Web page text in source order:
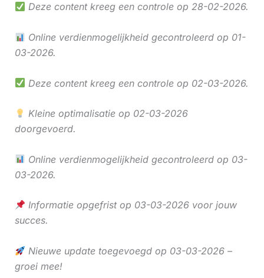
Deze content kreeg een controle op 28-02-2026.
Online verdienmogelijkheid gecontroleerd op 01-
03-2026.
Deze content kreeg een controle op 02-03-2026.
Kleine optimalisatie op 02-03-2026
doorgevoerd.
Online verdienmogelijkheid gecontroleerd op 03-
03-2026.
Informatie opgefrist op 03-03-2026 voor jouw
succes.
Nieuwe update toegevoegd op 03-03-2026 –
groei mee!